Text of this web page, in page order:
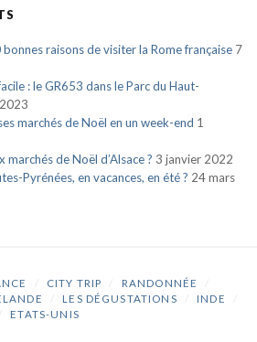
raisons de visiter la Rome française 7
: le GR653 dans le Parc du Haut-
marchés de Noël en un week-end 1
marchés de Noël d’Alsace ? 3 janvier 2022
Pyrénées, en vacances, en été ? 24 mars
CITY TRIP RANDONNÉE
LES DÉGUSTATIONS INDE
ETATS-UNIS